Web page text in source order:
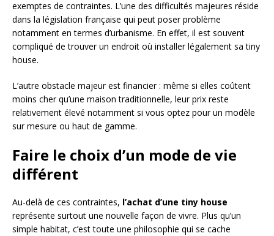
exemptes de contraintes. L’une des difficultés majeures réside
dans la législation française qui peut poser problème
notamment en termes d’urbanisme. En effet, il est souvent
compliqué de trouver un endroit où installer légalement sa tiny
house.
L’autre obstacle majeur est financier : même si elles coûtent
moins cher qu’une maison traditionnelle, leur prix reste
relativement élevé notamment si vous optez pour un modèle
sur mesure ou haut de gamme.
Faire le choix d’un mode de vie
différent
Au-delà de ces contraintes, l’achat d’une tiny house
représente surtout une nouvelle façon de vivre. Plus qu’un
simple habitat, c’est toute une philosophie qui se cache